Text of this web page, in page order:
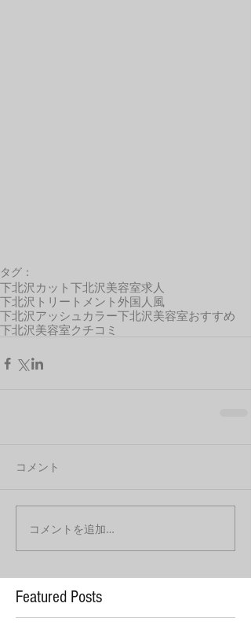
タグ：
下北沢カット 下北沢美容室求人
下北沢トリートメント 外国人風
下北沢アッシュカラー下北沢美容室おすすめ
下北沢美容室クチコミ
コメント
コメントを追加…
Featured Posts